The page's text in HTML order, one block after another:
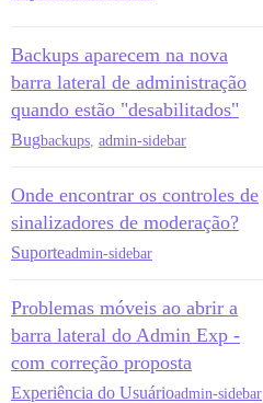
Backups aparecem na nova
barra lateral de administração
quando estão "desabilitados"
Bugbackups admin-sidebar
Onde encontrar os controles de
sinalizadores de moderação?
Suporteadmin-sidebar
Problemas móveis ao abrir a
barra lateral do Admin Exp -
com correção proposta
Experiência do Usuárioadmin-sidebar